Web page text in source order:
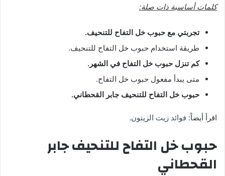
كلمات أساسية ذات صلة:
تجربتي مع حبوب خل التفاح للتنحيف.
طريقة استخدام حبوب خل التفاح للتنحيف.
كم تنزل حبوب خل التفاح في الشهر.
متى يبدأ مفعول حبوب خل التفاح.
حبوب خل التفاح للتنحيف جابر القحطاني.
اقرأ أيضاً: فوائد زيت الزيتون.
حبوب خل التفاح للتنحيف جابر
القحطاني